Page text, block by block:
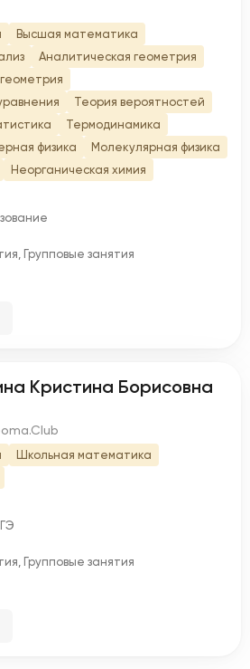
Высшая математика
Аналитическая геометрия
Теория вероятностей
Термодинамика
физика
Молекулярная физика
Неорганическая химия
Групповые занятия
Кристина Борисовна
Школьная математика
Групповые занятия